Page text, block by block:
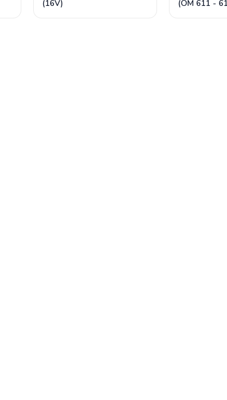
(16V)
(OM 611 -